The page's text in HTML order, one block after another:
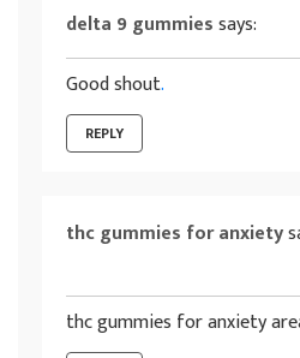
delta 9 gummiessays:
Good shout.
REPLY
thc gummies for anxiety
thc gummies for anxiety